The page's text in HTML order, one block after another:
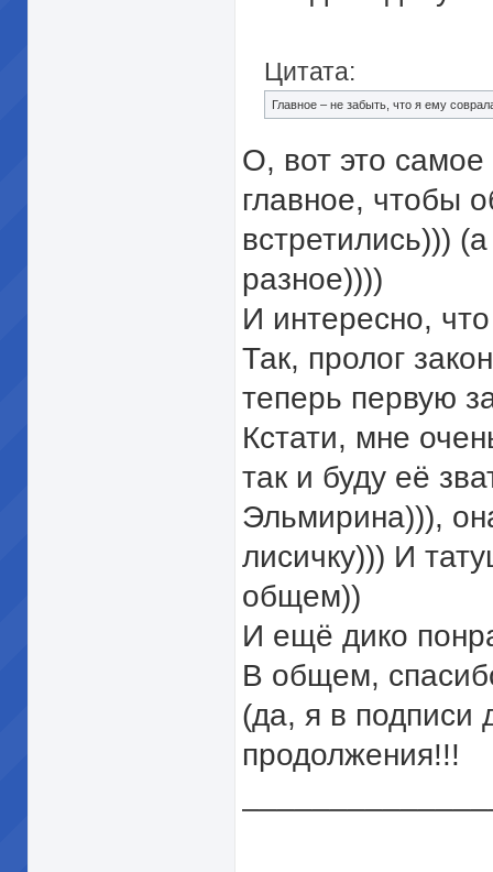
Цитата:
Главное – не забыть, что я ему
О, вот это
главное, чтобы
встретились)))
разное))))
И интересно,
Так, пролог
теперь первую
Кстати, мне
так и буду её
Эльмирина))),
лисичку))) И
общем))
И ещё дико
В общем,
(да, я в подписи
продолжения!!!